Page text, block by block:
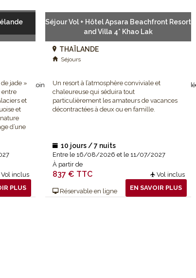
Partir loin de tout, le voyage ultime
de loin de tout ? Alors direction l’Asie et le Pacifique pour
au contact...
VOYAGES LOIN DE TOUT
jade »
entre
et
et
d’une
Vol inclus
PLUS
Séjour Vol + Hôtel Apsara Beachfront Resort
and Villa 4* Khao Lak
THAÏLANDE
Séjours
Un resort à l’atmosphère conviviale et
chaleureuse qui séduira tout
particulièrement les amateurs de vacances
décontractées à deux ou en famille.
10 jours / 7 nuits
Entre le 16/08/2026 et le 11/07/2027
À partir de
837 € TTC Vol inclus
Réservable en ligne EN SAVOIR PLUS